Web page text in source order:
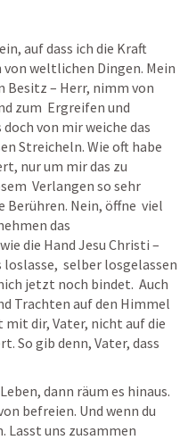
auf dass ich die Kraft
weltlichen Dingen. Mein
Besitz – Herr, nimm von
zum  Ergreifen und
von mir weiche das
Streicheln. Wie oft habe
nur um mir das zu
Verlangen so sehr
Nein, öffne  viel
das
die Hand Jesu Christi –
selber losgelassen
jetzt noch bindet.  Auch
Trachten auf den Himmel
dir, Vater, nicht auf die
So gib denn, Vater, dass
dann räum es hinaus.
befreien. Und wenn du
Lasst uns zusammen